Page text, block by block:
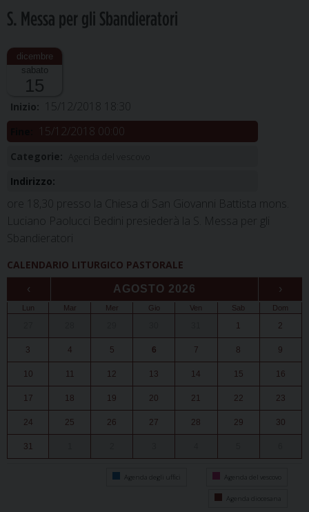
S. Messa per gli Sbandieratori
sabato
15
Inizio: 15/12/2018 18:30
15/12/2018 00:00
Categorie:
Indirizzo:
ore 18,30 presso la Chiesa di San Giovanni Battista mons.
Luciano Paolucci Bedini presiederà la S. Messa per gli
Sbandieratori
CALENDARIO LITURGICO PASTORALE
‹ AGOSTO 2026 ›
Lun Mar Mer Gio Ven Sab Dom
1 2
3 4 5 6 7 8 9
10 11 12 13 14 15 16
17 18 19 20 21 22 23
24 25 26 27 28 29 30
31
Agenda degli uffici Agenda del vescovo
Agenda diocesana